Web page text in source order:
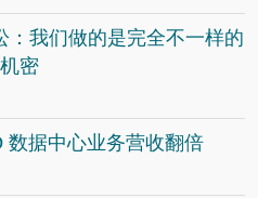
：我们做的是完全不一样的
密
数据中心业务营收翻倍